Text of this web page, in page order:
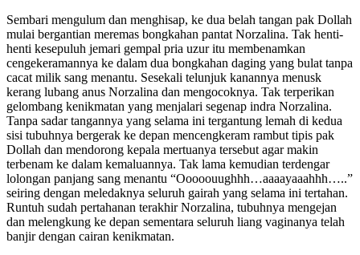
Sembari mengulum dan menghisap, ke dua belah tangan pak Dollah
mulai bergantian meremas bongkahan pantat Norzalina. Tak henti-
henti kesepuluh jemari gempal pria uzur itu membenamkan
cengekeramannya ke dalam dua bongkahan daging yang bulat tanpa
cacat milik sang menantu. Sesekali telunjuk kanannya menusk
kerang lubang anus Norzalina dan mengocoknya. Tak terperikan
gelombang kenikmatan yang menjalari segenap indra Norzalina.
Tanpa sadar tangannya yang selama ini tergantung lemah di kedua
sisi tubuhnya bergerak ke depan mencengkeram rambut tipis pak
Dollah dan mendorong kepala mertuanya tersebut agar makin
terbenam ke dalam kemaluannya. Tak lama kemudian terdengar
lolongan panjang sang menantu “Ooooouughhh…aaaayaaahhh…..”
seiring dengan meledaknya seluruh gairah yang selama ini tertahan.
Runtuh sudah pertahanan terakhir Norzalina, tubuhnya mengejan
dan melengkung ke depan sementara seluruh liang vaginanya telah
banjir dengan cairan kenikmatan.